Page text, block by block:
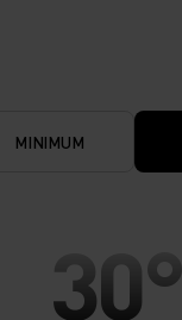
MINIMUM
30°